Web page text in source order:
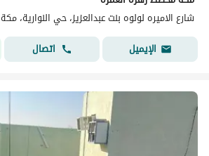
شارع الاميره لولوه بنت عبدالعزيز، حي النوارية، مكة
الإيميل
اتصال